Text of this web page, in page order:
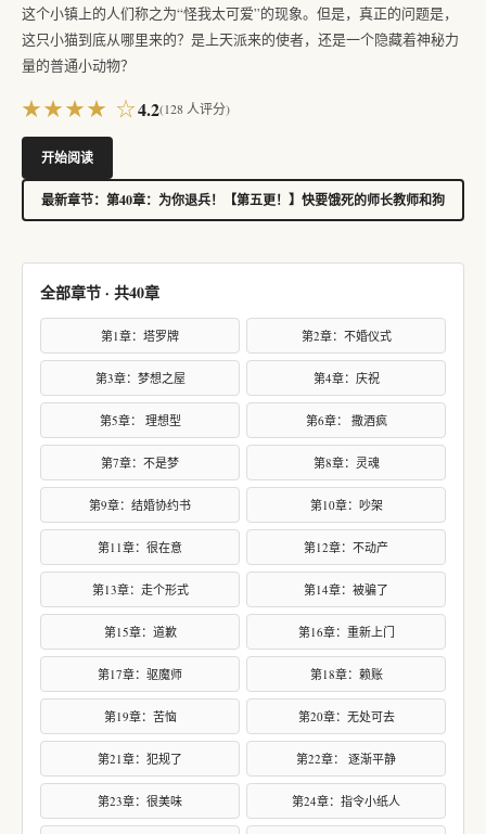
这个小镇上的人们称之为“怪我太可爱”的现象。但是，真正的问题是，
这只小猫到底从哪里来的？是上天派来的使者，还是一个隐藏着神秘力
量的普通小动物？
★★★★ ☆4.2(128 人评分)
开始阅读
最新章节：第40章：为你退兵！【第五更！】快要饿死的师长教师和狗
全部章节 · 共40章
第1章：塔罗牌 第2章：不婚仪式
第3章：梦想之屋 第4章：庆祝
第5章： 理想型 第6章： 撒酒疯
第7章：不是梦 第8章：灵魂
第9章：结婚协约书 第10章：吵架
第11章：很在意 第12章：不动产
第13章：走个形式 第14章：被骗了
第15章：道歉 第16章：重新上门
第17章：驱魔师 第18章：赖账
第19章：苦恼 第20章：无处可去
第21章：犯规了 第22章： 逐渐平静
第23章：很美味 第24章：指令小纸人